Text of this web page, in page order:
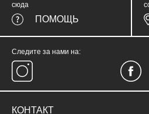
сюда
ПОМОЩЬ
Следите за нами на:
КОНТАКТ